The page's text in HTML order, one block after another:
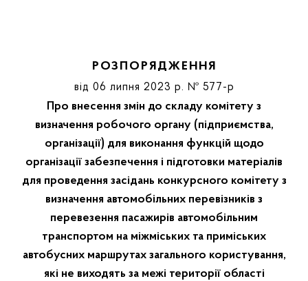
РОЗПОРЯДЖЕННЯ
від 06 липня 2023 р. № 577-р
Про внесення змін до складу комітету з
визначення робочого органу (підприємства,
організації) для виконання функцій щодо
організації забезпечення і підготовки матеріалів
для проведення засідань конкурсного комітету з
визначення автомобільних перевізників з
перевезення пасажирів автомобільним
транспортом на міжміських та приміських
автобусних маршрутах загального користування,
які не виходять за межі території області